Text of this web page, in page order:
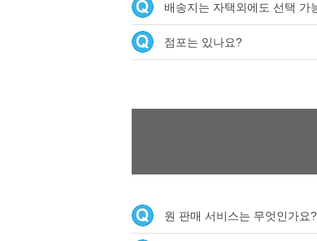
배송지는 자택외에도 선택 가
점포는 있나요?
원 판매 서비스는 무엇인가요?